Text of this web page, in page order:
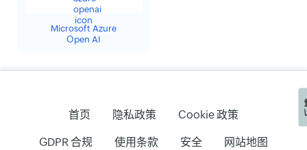
Microsoft Azure
Open AI
首页 隐私政策 Cookie 政策
GDPR 合规 使用条款 安全 网站地图